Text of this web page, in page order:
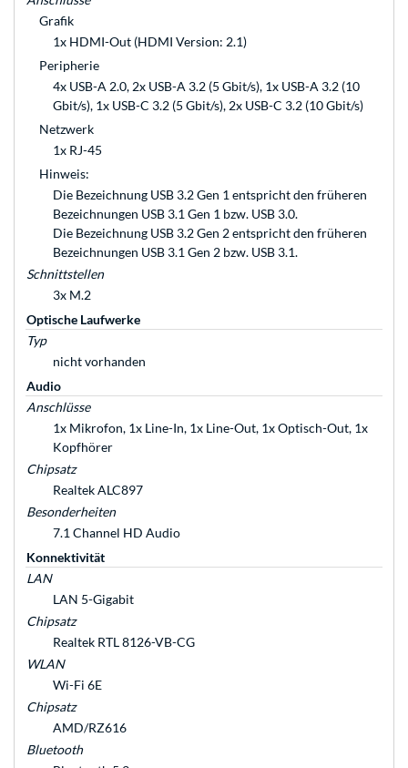
Grafik
1x HDMI-Out (HDMI Version: 2.1)
Peripherie
4x USB-A 2.0, 2x USB-A 3.2 (5 Gbit/s), 1x USB-A 3.2 (10
Gbit/s), 1x USB-C 3.2 (5 Gbit/s), 2x USB-C 3.2 (10 Gbit/s)
Netzwerk
1x RJ-45
Hinweis:
Die Bezeichnung USB 3.2 Gen 1 entspricht den früheren
Bezeichnungen USB 3.1 Gen 1 bzw. USB 3.0.
Die Bezeichnung USB 3.2 Gen 2 entspricht den früheren
Bezeichnungen USB 3.1 Gen 2 bzw. USB 3.1.
Schnittstellen
3x M.2
Optische Laufwerke
Typ
nicht vorhanden
Audio
Anschlüsse
1x Mikrofon, 1x Line-In, 1x Line-Out, 1x Optisch-Out, 1x
Kopfhörer
Chipsatz
Realtek ALC897
Besonderheiten
7.1 Channel HD Audio
Konnektivität
LAN
LAN 5-Gigabit
Chipsatz
Realtek RTL 8126-VB-CG
WLAN
Wi-Fi 6E
Chipsatz
AMD/RZ616
Bluetooth